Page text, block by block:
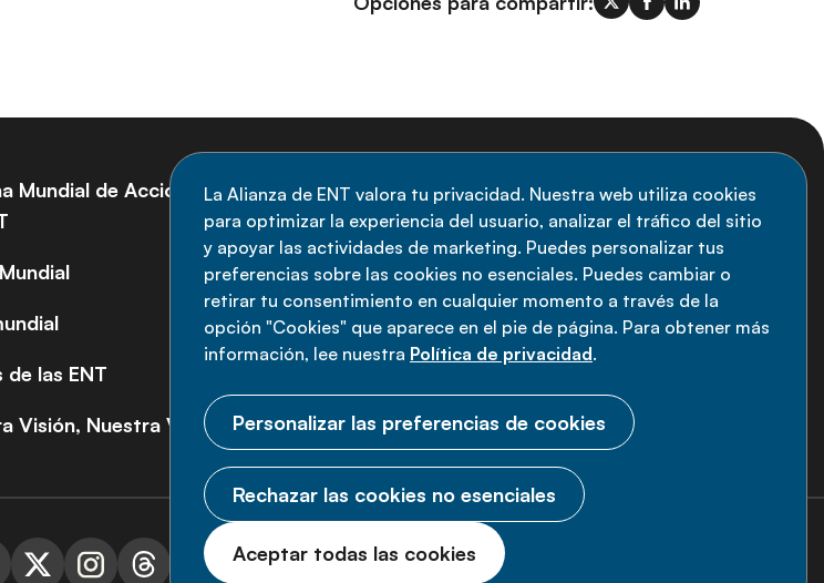
La Alianza de ENT valora tu privacidad. Nuestra web utiliza cookies
para optimizar la experiencia del usuario, analizar el tráfico del sitio
y apoyar las actividades de marketing. Puedes personalizar tus
preferencias sobre las cookies no esenciales. Puedes cambiar o
retirar tu consentimiento en cualquier momento a través de la
opción "Cookies" que aparece en el pie de página. Para obtener más
información, lee nuestra Política de privacidad.
Personalizar las preferencias de cookies
Rechazar las cookies no esenciales
Aceptar todas las cookies
Mundial de Acción sobre
de las ENT
Visión, Nuestra Voz
Suscripción al boletín
Manténgase informado sobre las últimas
novedades de la Alianza de ENT: suscríbete a
nuestro boletín.
© 2026 Alianza ENT.
Todos los derechos